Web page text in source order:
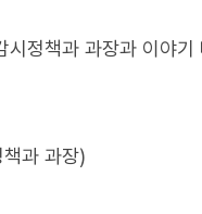
정책과 과장과 이야기
과 과장)